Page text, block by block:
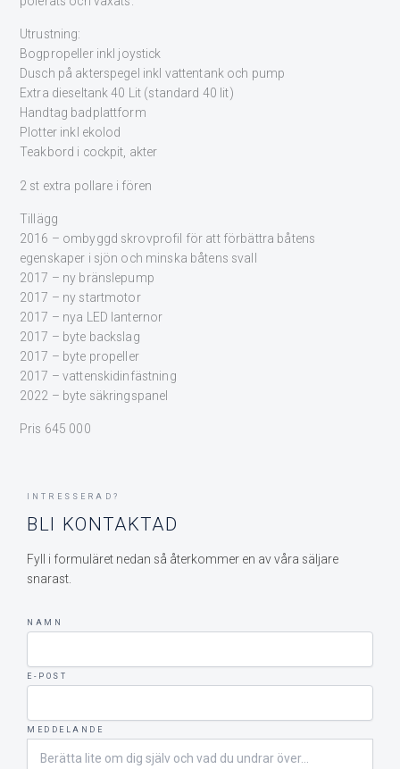
Utrustning:
Bogpropeller inkl joystick
Dusch på akterspegel inkl vattentank och pump
Extra dieseltank 40 Lit (standard 40 lit)
Handtag badplattform
Plotter inkl ekolod
Teakbord i cockpit, akter
2 st extra pollare i fören
Tillägg
2016 – ombyggd skrovprofil för att förbättra båtens
egenskaper i sjön och minska båtens svall
2017 – ny bränslepump
2017 – ny startmotor
2017 – nya LED lanternor
2017 – byte backslag
2017 – byte propeller
2017 – vattenskidinfästning
2022 – byte säkringspanel
Pris 645 000
INTRESSERAD?
BLI KONTAKTAD
Fyll i formuläret nedan så återkommer en av våra säljare
snarast.
NAMN
E-POST
MEDDELANDE